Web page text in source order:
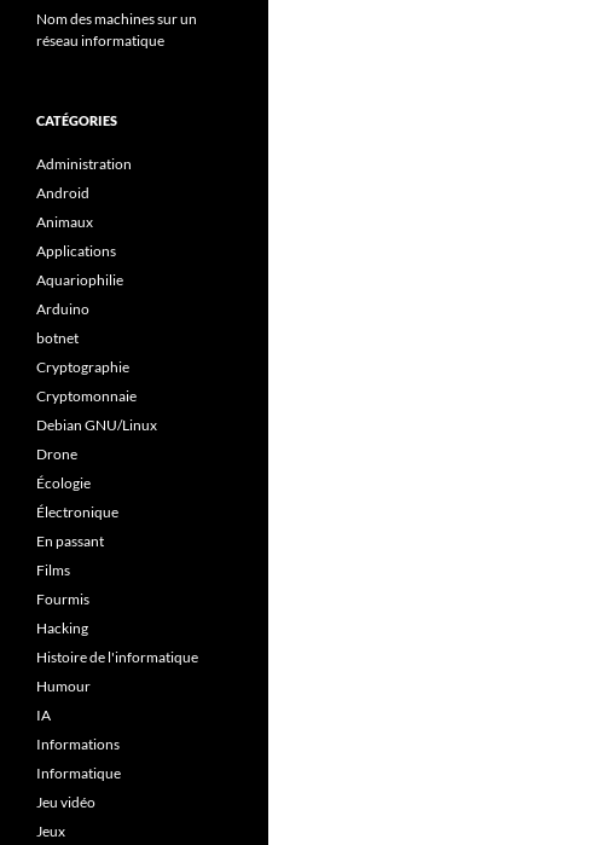
Nom des machines sur un
réseau informatique
CATÉGORIES
Administration
Android
Animaux
Applications
Aquariophilie
Arduino
botnet
Cryptographie
Cryptomonnaie
Debian GNU/Linux
Drone
Écologie
Électronique
En passant
Films
Fourmis
Hacking
Histoire de l'informatique
Humour
IA
Informations
Informatique
Jeu vidéo
Jeux